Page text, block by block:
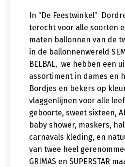
In “De Feestwinkel”
terecht voor alle soorten
maten ballonnen van de
in de ballonnenwereld
BELBAL, we hebben een
assortiment in dames en
Bordjes en bekers op
vlaggenlijnen voor alle
geboorte, sweet sixteen,
baby shower, maskers,
carnavals kleding, en
van twee heel
GRIMAS en SUPERSTAR